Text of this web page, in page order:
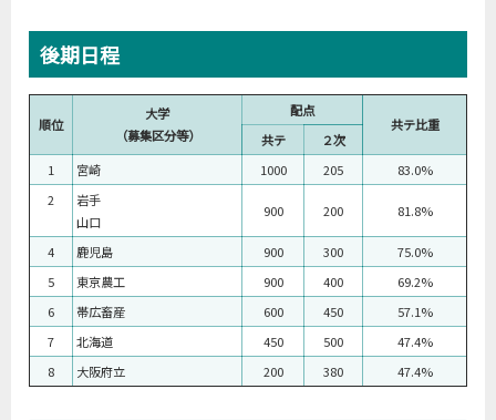
後期日程
順位
大学
（募集区分等）
配点
共テ比重
共テ
２次
1
宮崎 1000 205
83.0%
2
岩手
山口
900 200 81.8%
4 鹿児島 900 300
75.0%
5
東京農工 900 400
69.2%
6
帯広畜産 600 450
57.1%
7
北海道 450 500
47.4%
8
大阪府立 200 380 47.4%